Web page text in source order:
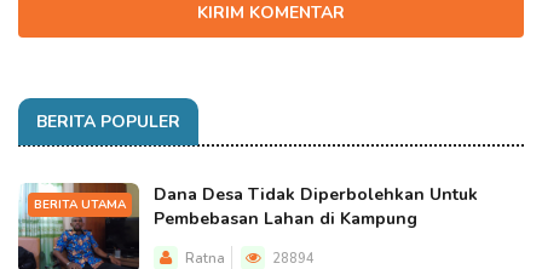
KIRIM KOMENTAR
BERITA POPULER
BERITA UTAMA
Dana Desa Tidak Diperbolehkan Untuk
Pembebasan Lahan di Kampung
Ratna 28894